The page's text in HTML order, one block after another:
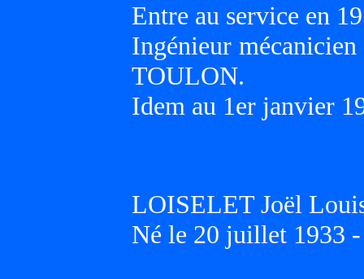
Entre au service en
Ingénieur
TOULON.
Idem au 1er janvier
LOISELET Joël
Né le 20 juillet 1933 -